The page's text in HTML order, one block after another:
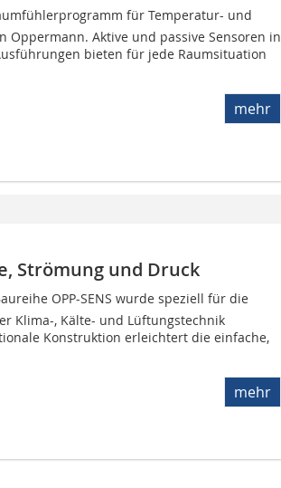
für Temperatur- und
Oppermann. Aktive und passive Sensoren in
bieten für jede Raumsituation
mehr
Strömung und Druck
OPP-SENS wurde speziell für die
Klima-, Kälte- und Lüftungstechnik
Konstruktion erleichtert die einfache,
mehr